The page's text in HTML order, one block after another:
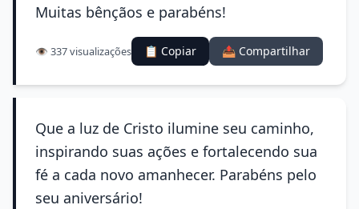
Muitas bênçãos e parabéns!
👁️ 337 visualizações 📋 Copiar 📤 Compartilhar
Que a luz de Cristo ilumine seu caminho,
inspirando suas ações e fortalecendo sua
fé a cada novo amanhecer. Parabéns pelo
seu aniversário!